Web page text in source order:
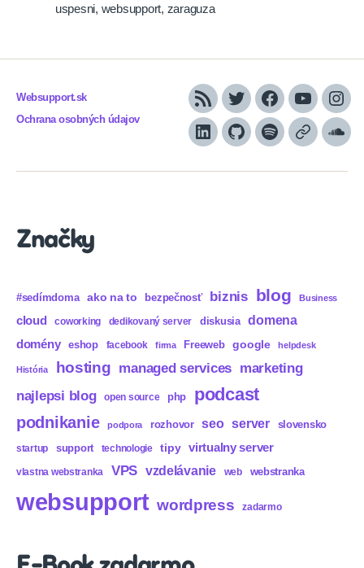
uspesni, websupport, zaraguza
Websupport.sk
Ochrana osobných údajov
RSS TwitterFacebook
YouTube
LinkedInGitHubSpotifyApple
Značky
#sedímdoma ako na to bezpečnosť biznis blog Business
cloud coworking dedikovaný server diskusia domena
domény eshop facebook firma Freeweb google helpdesk
História hosting managed services marketing
najlepsi blog open source php podcast
podnikanie podpora rozhovor seo server slovensko
startup support technologie tipy virtualny server
vlastna webstranka VPS vzdelávanie web webstranka
websupport wordpress zadarmo